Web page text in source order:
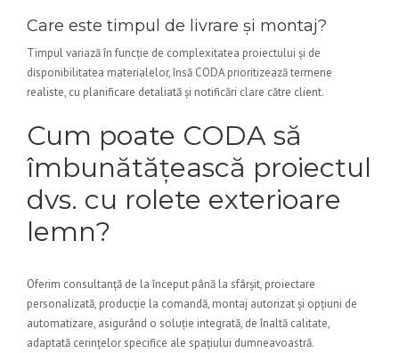
Care este timpul de livrare și montaj?
Timpul variază în funcție de complexitatea proiectului și de
disponibilitatea materialelor, însă CODA prioritizează termene
realiste, cu planificare detaliată și notificări clare către client.
Cum poate CODA să
îmbunătățească proiectul
dvs. cu rolete exterioare
lemn?
Oferim consultanță de la început până la sfârșit, proiectare
personalizată, producție la comandă, montaj autorizat și opțiuni de
automatizare, asigurând o soluție integrată, de înaltă calitate,
adaptată cerințelor specifice ale spațiului dumneavoastră.